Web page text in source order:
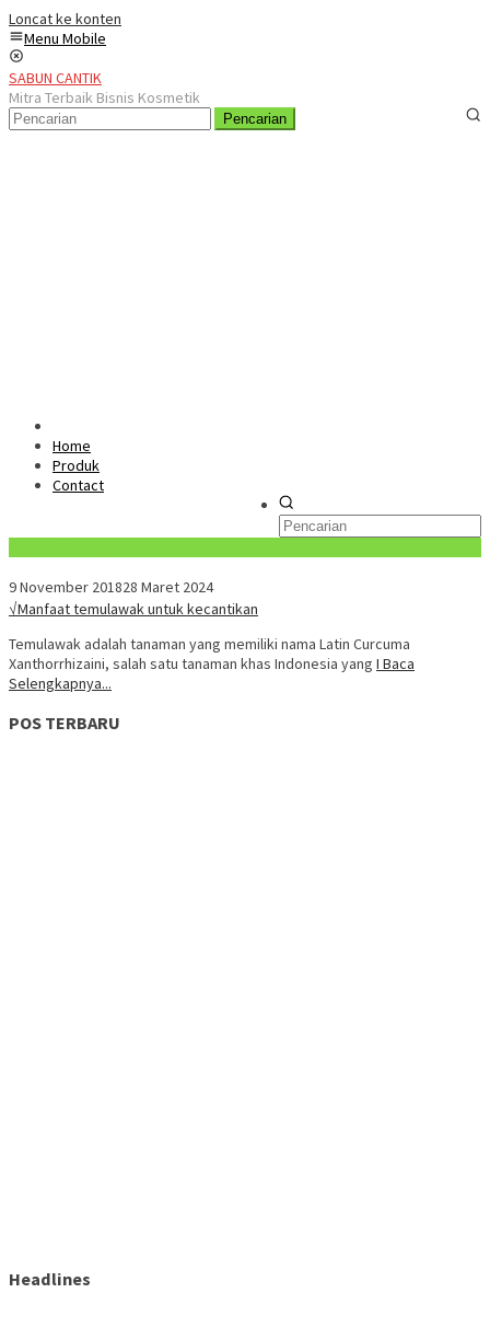
Loncat ke konten
Menu Mobile
SABUN CANTIK
Mitra Terbaik Bisnis Kosmetik
Pencarian
Home
Produk
Contact
9 November 201828 Maret 2024
√Manfaat temulawak untuk kecantikan
Temulawak adalah tanaman yang memiliki nama Latin Curcuma
Xanthorrhizaini, salah satu tanaman khas Indonesia yang I Baca
Selengkapnya...
POS TERBARU
Headlines